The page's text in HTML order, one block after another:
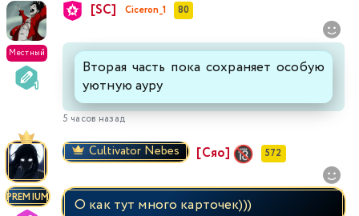
Местный
[SC] Ciceron_1 80
Вторая часть пока сохраняет особую
уютную ауру
5 часов назад
PREMIUM
Cultivator Nebes [Сяо] 572
О как тут много карточек)))